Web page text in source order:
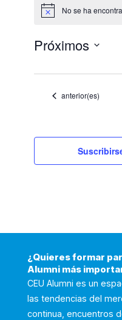
Aviso No se ha
Próximos
Eventos
anterior(es)
¿Quieres formar
Alumni más
CEU Alumni es un
las tendencias del
continua, encuentros